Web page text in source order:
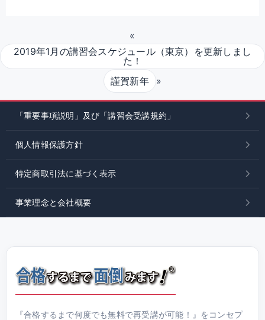
«
2019年1月の講習会スケジュール（東京）を更新しまし
た！
謹賀新年
»
「重要事項説明」及び「講習会受講規約」
個人情報保護方針
特定商取引法に基づく表示
事業理念と会社概要
『合格するまで何度でも無料で再受講が可能！』をコンセプ